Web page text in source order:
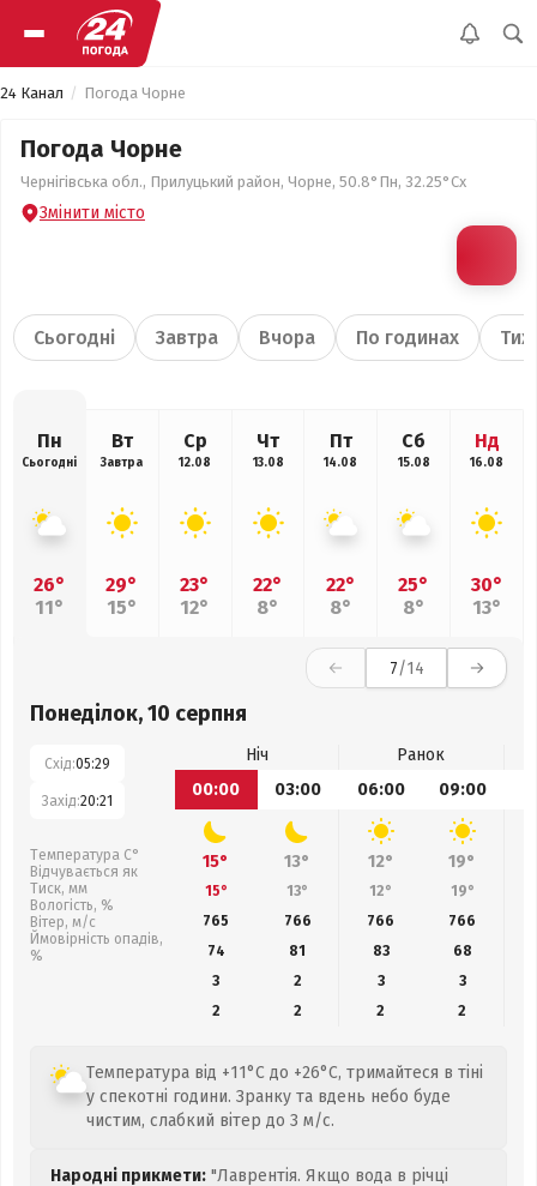
24 Канал Погода Чорне
Погода Чорне
Чернігівська обл., Прилуцький район, Чорне, 50.8°Пн, 32.25°Сх
Змінити місто
Сьогодні Завтра Вчора По годинах
Пн
Сьогодні
26°
11°
Вт
Завтра
29°
15°
Ср
12.08
23°
12°
Чт
13.08
22°
8°
Пт
14.08
22°
8°
Сб
15.08
25°
8°
Нд
16.08
30°
13°
7/14
Понеділок, 10 серпня
Схід:05:29
Захід:20:21
Температура С°
Відчувається як
Тиск, мм
Вологість, %
Вітер, м/с
Ймовірність опадів,
%
Ніч
Ранок
00:00
03:00 06:00 09:00
15° 13° 12° 19°
15° 13° 12° 19°
765
766 766 766
74
81 83 68
3
2 3
3
2
2 2 2
Температура від +11°C до +26°C, тримайтеся в тіні
у спекотні години. Зранку та вдень небо буде
чистим, слабкий вітер до 3 м/с.
Народні прикмети: "Лаврентія. Якщо вода в річці